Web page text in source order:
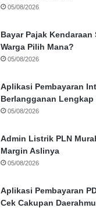
05/08/2026
Bayar Pajak Kendaraan
Warga Pilih Mana?
05/08/2026
Aplikasi Pembayaran
Berlangganan Lengkap
05/08/2026
Admin Listrik PLN
Margin Aslinya
05/08/2026
Aplikasi Pembayaran
Cek Cakupan Daerahmu